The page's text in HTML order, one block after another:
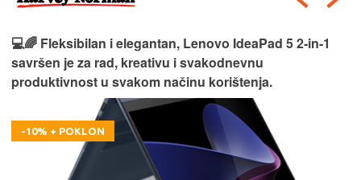
💻🌈 Fleksibilan i elegantan, Lenovo IdeaPad 5 2‑in‑1
savršen je za rad, kreativu i svakodnevnu
produktivnost u svakom načinu korištenja.
-10% + POKLON